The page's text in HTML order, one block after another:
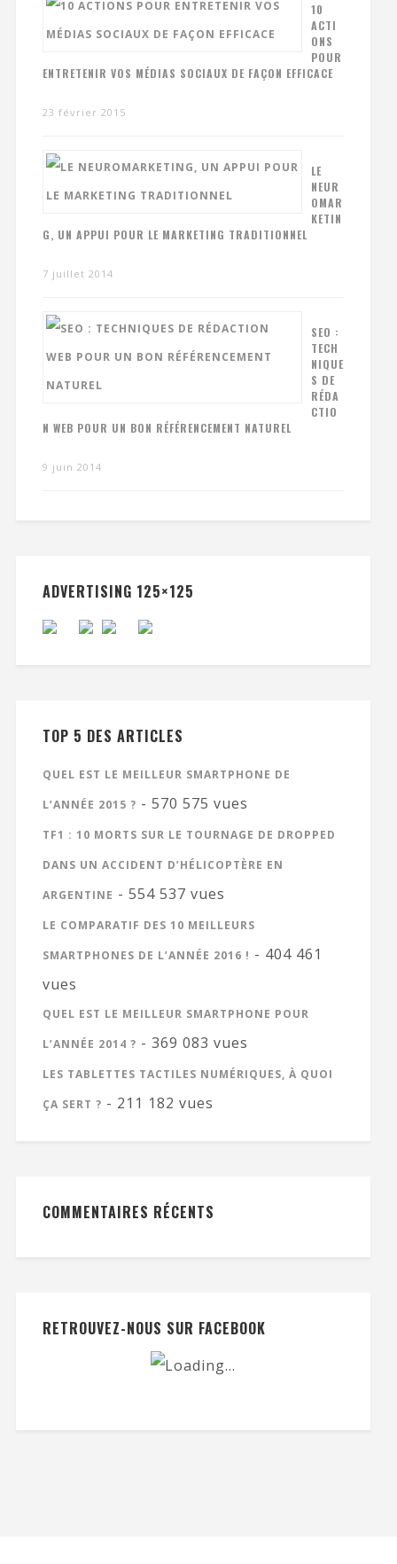
10
ACTI
ONS
POUR
ENTRETENIR VOS MÉDIAS SOCIAUX DE FAÇON EFFICACE
23 février 2015
LE
NEUR
OMAR
KETIN
G, UN APPUI POUR LE MARKETING TRADITIONNEL
7 juillet 2014
SEO :
TECH
NIQUE
S DE
RÉDA
CTIO
N WEB POUR UN BON RÉFÉRENCEMENT NATUREL
9 juin 2014
ADVERTISING 125×125
TOP 5 DES ARTICLES
QUEL EST LE MEILLEUR SMARTPHONE DE
L’ANNÉE 2015 ? - 570 575 vues
TF1 : 10 MORTS SUR LE TOURNAGE DE DROPPED
DANS UN ACCIDENT D’HÉLICOPTÈRE EN
ARGENTINE - 554 537 vues
LE COMPARATIF DES 10 MEILLEURS
SMARTPHONES DE L’ANNÉE 2016 ! - 404 461
vues
QUEL EST LE MEILLEUR SMARTPHONE POUR
L’ANNÉE 2014 ? - 369 083 vues
LES TABLETTES TACTILES NUMÉRIQUES, À QUOI
ÇA SERT ? - 211 182 vues
COMMENTAIRES RÉCENTS
RETROUVEZ-NOUS SUR FACEBOOK